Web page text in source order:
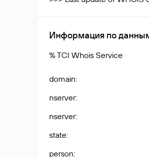
Информация по
% TCI Whois Service
domain:
nserver:
nserver:
state:
person: